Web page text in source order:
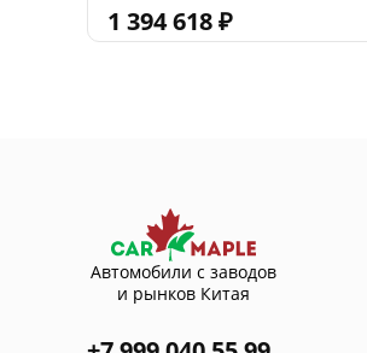
1 394 618₽
Автомобили с заводов
и рынков Китая